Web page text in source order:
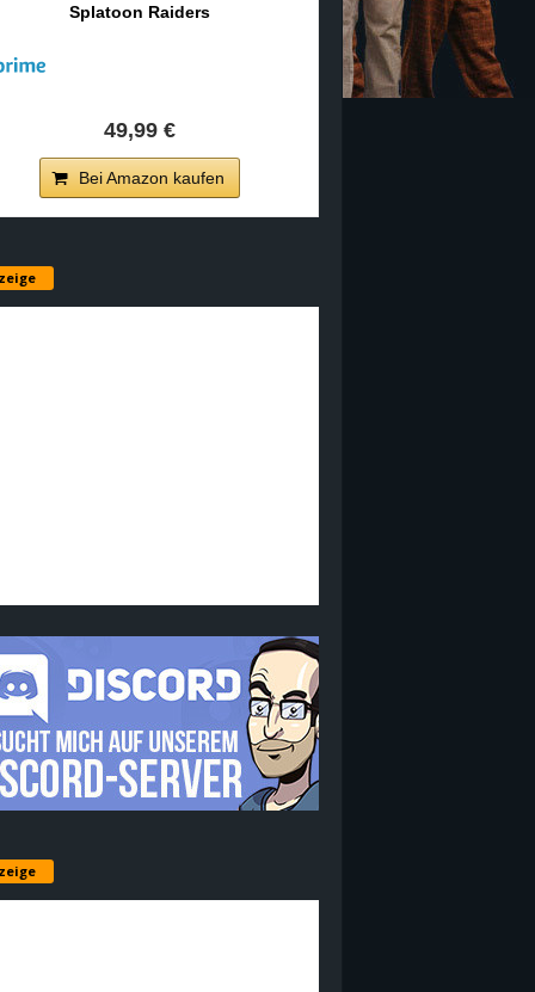
Splatoon Raiders
49,99 €
Bei Amazon kaufen